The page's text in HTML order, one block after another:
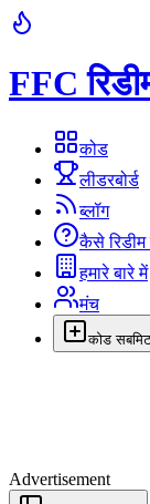
FFC
कोड
लीडरबोर्ड
ब्लॉग
कैसे
हमारे बारे में
मंच
कोड
Advertisement